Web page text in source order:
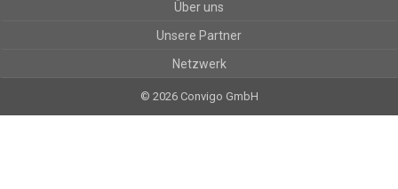
Über uns
Unsere Partner
Netzwerk
© 2026 Convigo GmbH